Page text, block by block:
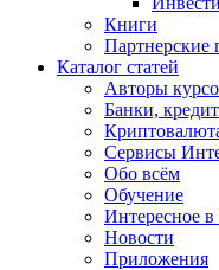
Книги
Партнерские
Каталог статей
Авторы
Банки,
Сервисы
Обо всём
Обучение
Интересное в
Новости
Приложения